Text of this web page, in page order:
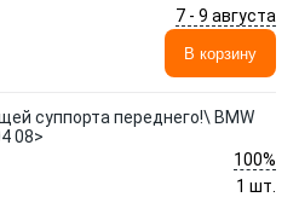
7 - 9 августа
В корзину
суппорта переднего!\ BMW
08>
100%
1 шт.